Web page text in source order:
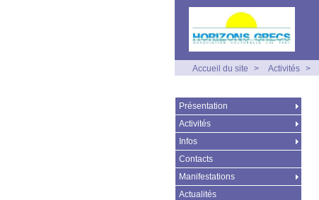
Accueil du site > Activités >
Présentation
Activités
Infos
Contacts
Manifestations
Actualités